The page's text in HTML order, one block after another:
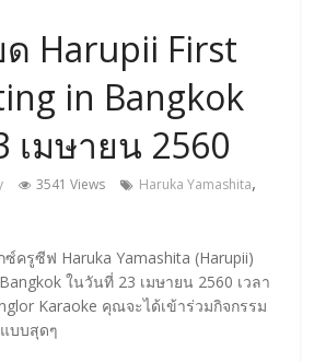
ด Harupii First
in Bangkok
เมษายน 2560
3541 Views Haruka Yamashita,
ครูซีฟ Haruka Yamashita (Harupii)
ในวันที่ 23 เมษายน 2560 เวลา
Karaoke คุณจะได้เข้าร่วมกิจกรรม
บบสุดๆ